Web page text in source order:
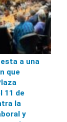
a una
que
11 de
la
y